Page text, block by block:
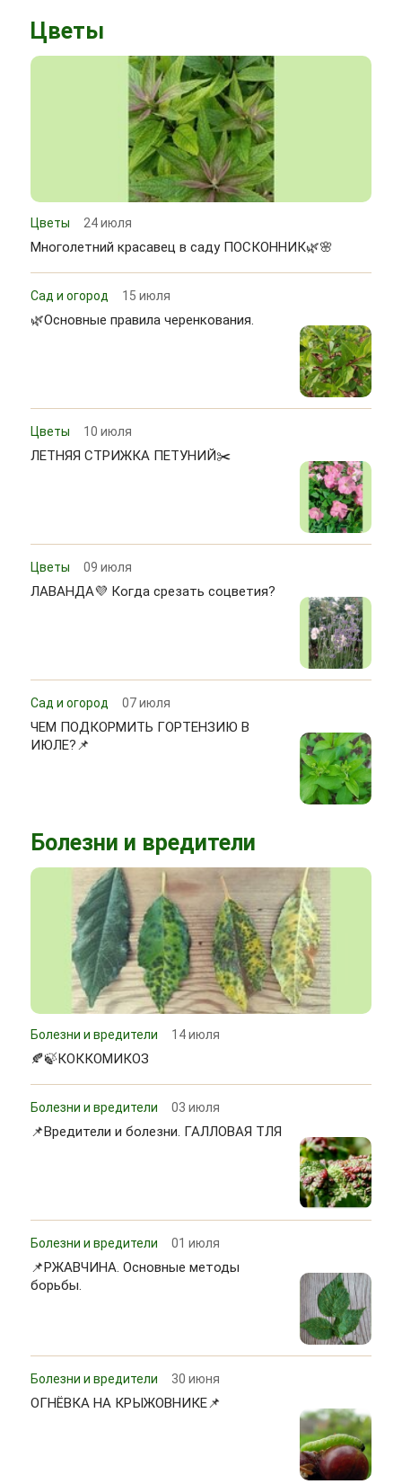
Цветы
Цветы 24 июля
Многолетний красавец в саду ПОСКОННИК🌿🌸
Сад и огород 15 июля
🌿Основные правила черенкования.
Цветы 10 июля
ЛЕТНЯЯ СТРИЖКА ПЕТУНИЙ✂️
Цветы 09 июля
ЛАВАНДА💜 Когда срезать соцветия?
Сад и огород 07 июля
ЧЕМ ПОДКОРМИТЬ ГОРТЕНЗИЮ В
ИЮЛЕ?📌
Болезни и вредители
Болезни и вредители 14 июля
🍂🍃КОККОМИКОЗ
Болезни и вредители 03 июля
📌Вредители и болезни. ГАЛЛОВАЯ ТЛЯ
Болезни и вредители 01 июля
📌РЖАВЧИНА. Основные методы
борьбы.
Болезни и вредители 30 июня
ОГНЁВКА НА КРЫЖОВНИКЕ📌